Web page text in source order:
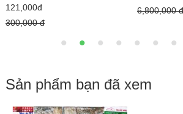
121,000đ
300,000 đ
6,800,000 đ
Sản phẩm bạn đã xem